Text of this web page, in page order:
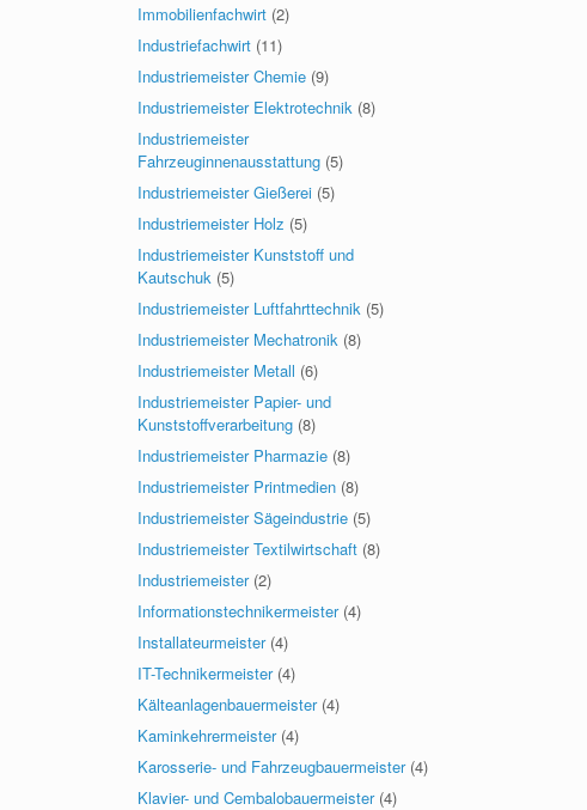
Immobilienfachwirt (2)
Industriefachwirt (11)
Industriemeister Chemie (9)
Industriemeister Elektrotechnik (8)
Industriemeister
Fahrzeuginnenausstattung (5)
Industriemeister Gießerei (5)
Industriemeister Holz (5)
Industriemeister Kunststoff und
Kautschuk (5)
Industriemeister Luftfahrttechnik (5)
Industriemeister Mechatronik (8)
Industriemeister Metall (6)
Industriemeister Papier- und
Kunststoffverarbeitung (8)
Industriemeister Pharmazie (8)
Industriemeister Printmedien (8)
Industriemeister Sägeindustrie (5)
Industriemeister Textilwirtschaft (8)
Industriemeister (2)
Informationstechnikermeister (4)
Installateurmeister (4)
IT-Technikermeister (4)
Kälteanlagenbauermeister (4)
Kaminkehrermeister (4)
Karosserie- und Fahrzeugbauermeister (4)
Klavier- und Cembalobauermeister (4)